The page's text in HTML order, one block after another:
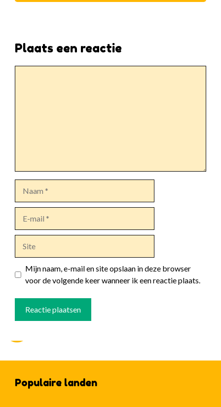
Plaats een reactie
mail
Mijn naam, e-mail en site opslaan in deze browser
voor de volgende keer wanneer ik een reactie plaats.
Populaire landen